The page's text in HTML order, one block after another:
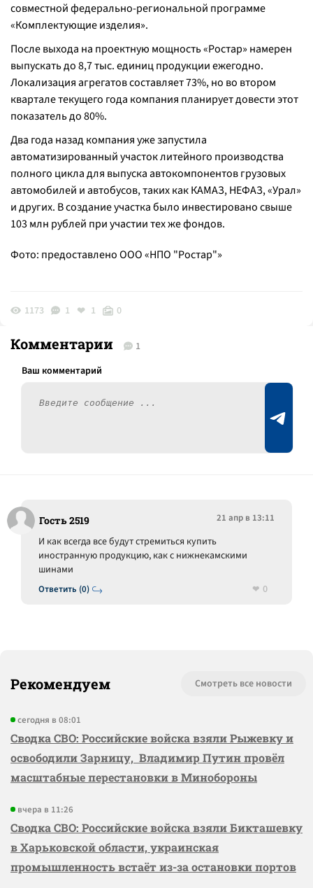
совместной федерально-региональной программе
«Комплектующие изделия».
После выхода на проектную мощность «Ростар» намерен
выпускать до 8,7 тыс. единиц продукции ежегодно.
Локализация агрегатов составляет 73%, но во втором
квартале текущего года компания планирует довести этот
показатель до 80%.
Два года назад компания уже запустила
автоматизированный участок литейного производства
полного цикла для выпуска автокомпонентов грузовых
автомобилей и автобусов, таких как КАМАЗ, НЕФАЗ, «Урал»
и других. В создание участка было инвестировано свыше
103 млн рублей при участии тех же фондов.
Фото: предоставлено ООО «НПО "Ростар"»
1173 1 1 0
Комментарии 1
Гость 2519 21 апр в 13:11
Ответить (0)
И как всегда все будут стремиться купить
иностранную продукцию, как с нижнекамскими
шинами
0
Рекомендуем Смотреть все новости
сегодня в 08:01
Сводка СВО: Российские войска взяли Рыжевку и
освободили Зарницу, Владимир Путин провёл
масштабные перестановки в Минобороны
вчера в 11:26
Сводка СВО: Российские войска взяли Бикташевку
в Харьковской области, украинская
промышленность встаёт из-за остановки портов